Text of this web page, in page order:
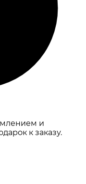
и
к заказу.